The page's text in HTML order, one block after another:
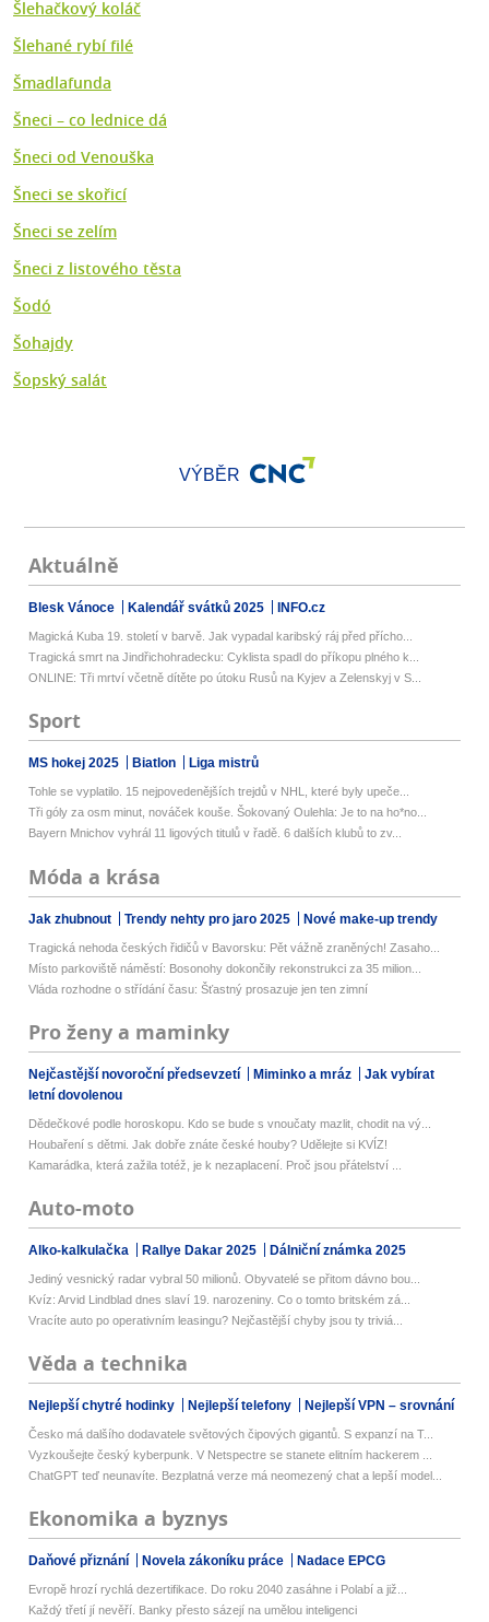
Šlehačkový koláč
Šlehané rybí filé
Šmadlafunda
Šneci – co lednice dá
Šneci od Venouška
Šneci se skořicí
Šneci se zelím
Šneci z listového těsta
Šodó
Šohajdy
Šopský salát
VÝBĚR
Aktuálně
Blesk Vánoce Kalendář svátků 2025 INFO.cz
Magická Kuba 19. století v barvě. Jak vypadal karibský ráj před přícho...
Tragická smrt na Jindřichohradecku: Cyklista spadl do příkopu plného k...
ONLINE: Tři mrtví včetně dítěte po útoku Rusů na Kyjev a Zelenskyj v S...
Sport
MS hokej 2025 Biatlon Liga mistrů
Tohle se vyplatilo. 15 nejpovedenějších trejdů v NHL, které byly upeče...
Tři góly za osm minut, nováček kouše. Šokovaný Oulehla: Je to na ho*no...
Bayern Mnichov vyhrál 11 ligových titulů v řadě. 6 dalších klubů to zv...
Móda a krása
Jak zhubnout Trendy nehty pro jaro 2025 Nové make-up trendy
Tragická nehoda českých řidičů v Bavorsku: Pět vážně zraněných! Zasaho...
Místo parkoviště náměstí: Bosonohy dokončily rekonstrukci za 35 milion...
Vláda rozhodne o střídání času: Šťastný prosazuje jen ten zimní
Pro ženy a maminky
Nejčastější novoroční předsevzetí Miminko a mráz
Jak vybírat
letní dovolenou
Dědečkové podle horoskopu. Kdo se bude s vnoučaty mazlit, chodit na vý...
Houbaření s dětmi. Jak dobře znáte české houby? Udělejte si KVÍZ!
Kamarádka, která zažila totéž, je k nezaplacení. Proč jsou přátelství ...
Auto-moto
Alko-kalkulačka Rallye Dakar 2025 Dálniční známka 2025
Jediný vesnický radar vybral 50 milionů. Obyvatelé se přitom dávno bou...
Kvíz: Arvid Lindblad dnes slaví 19. narozeniny. Co o tomto britském zá...
Vracíte auto po operativním leasingu? Nejčastější chyby jsou ty triviá...
Věda a technika
Nejlepší chytré hodinky Nejlepší telefony Nejlepší VPN – srovnání
Česko má dalšího dodavatele světových čipových gigantů. S expanzí na T...
Vyzkoušejte český kyberpunk. V Netspectre se stanete elitním hackerem ...
ChatGPT teď neunavíte. Bezplatná verze má neomezený chat a lepší model...
Ekonomika a byznys
Daňové přiznání Novela zákoníku práce Nadace EPCG
Evropě hrozí rychlá dezertifikace. Do roku 2040 zasáhne i Polabí a již...
Každý třetí jí nevěří. Banky přesto sázejí na umělou inteligenci